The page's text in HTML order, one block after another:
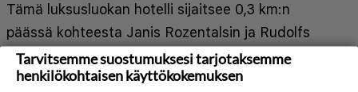
Tämä luksusluokan hotelli sijaitsee 0,3 km:n
päässä kohteesta Janis Rozentalsin ja Rudolfs
Blaumanisin museo ja 0,5 km:n päässä kohteesta
Pauls Stradinsin lääketieteen historian museo.
Tarvitsemme suostumuksesi tarjotaksemme
henkilökohtaisen käyttökokemuksen